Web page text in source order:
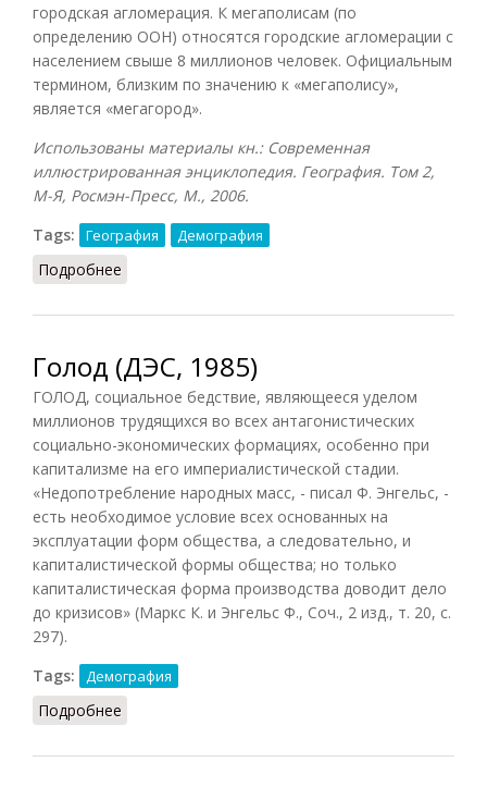
городская агломерация. К мегаполисам (по
определению ООН) относятся городские агломерации с
населением свыше 8 миллионов человек. Официальным
термином, близким по значению к «мегаполису»,
является «мегагород».
Использованы материалы кн.: Современная
иллюстрированная энциклопедия. География. Том 2,
М-Я, Росмэн-Пресс, М., 2006.
Tags:
География Демография
Подробнее
Голод (ДЭС, 1985)
ГОЛОД, социальное бедствие, являющееся уделом
миллионов трудящихся во всех антагонистических
социально-экономических формациях, особенно при
капитализме на его империалистической стадии.
«Недопотребление народных масс, - писал Ф. Энгельс, -
есть необходимое условие всех основанных на
эксплуатации форм общества, а следовательно, и
капиталистической формы общества; но только
капиталистическая форма производства доводит дело
до кризисов» (Маркс К. и Энгельс Ф., Соч., 2 изд., т. 20, с.
297).
Tags:
Демография
Подробнее